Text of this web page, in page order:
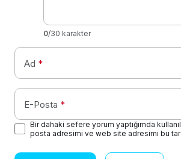
0/30 karakter
Ad *
E-Posta *
Bir dahaki sefere yorum yaptığımda
posta adresimi ve web site adresimi bu